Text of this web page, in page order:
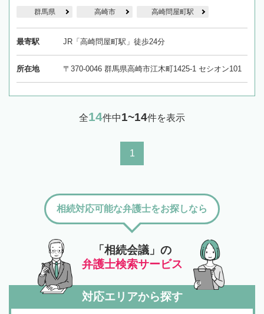
群馬県 高崎市 高崎問屋町駅
最寄駅 JR「高崎問屋町駅」徒歩24分
所在地 〒370-0046 群馬県高崎市江木町1425-1 セシオン101
全14件中1~14件を表示
1
「相続会議」の
弁護士検索サービス
相続対応可能な弁護士をお探しなら
対応エリアから探す